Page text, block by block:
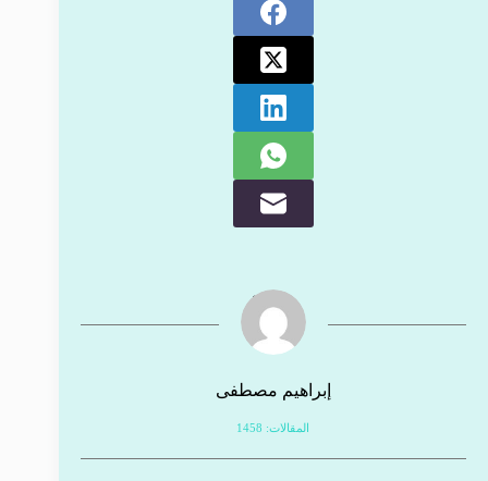
إبراهيم مصطفى
المقالات: 1458